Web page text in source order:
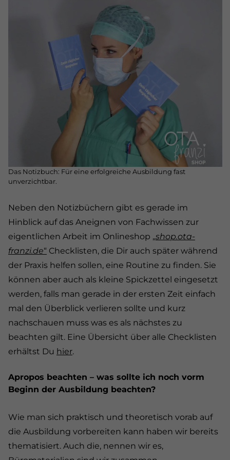
Das Notizbuch: Für eine erfolgreiche Ausbildung fast
unverzichtbar.
Neben den Notizbüchern gibt es gerade im
Hinblick auf das Aneignen von Fachwissen zur
eigentlichen Arbeit im Onlineshop „shop.ota-
franzi.de“ Checklisten, die Dir auch später während
der Praxis helfen sollen, eine Routine zu finden. Sie
können aber auch als kleine Spickzettel eingesetzt
werden, falls man gerade in der ersten Zeit einfach
mal den Überblick verlieren sollte und kurz
nachschauen muss was es als nächstes zu
beachten gilt. Eine Übersicht über alle Checklisten
erhältst Du hier.
Apropos beachten – was sollte ich noch vorm
Beginn der Ausbildung beachten?
Wie man sich praktisch und theoretisch vorab auf
die Ausbildung vorbereiten kann haben wir bereits
thematisiert. Auch die, nennen wir es,